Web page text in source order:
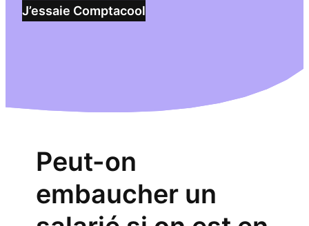
J’essaie Comptacool
Peut-on
embaucher un